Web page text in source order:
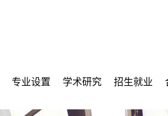
专业设置 学术研究 招生就业